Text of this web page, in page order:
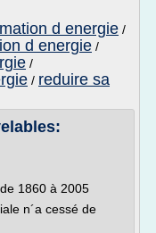
d energie /
d energie /
/
/ reduire sa
1860 à 2005
n´a cessé de